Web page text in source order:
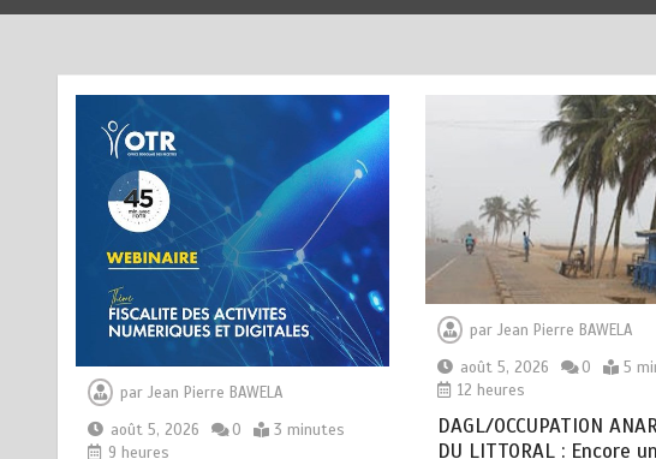
FORUM OUEST-AFRICAIN SUR
LE LEADERSHIP POLITIQUE
DES FEMMES : La question de
la parité hommes-femmes au
menu des échanges à Abuja
août 5, 2026
5 minutes
17 heures
1
« 45 MIN AVEC L’OTR » : La
fiscalité des activités
parJean Pierre BAWELA
août 5, 2026
0
3 minutes
9 heures
par Jean Pierre BAWELA
août 5, 2026
0
5
12 heures
DAGL/OCCUPATION
DU LITTORAL : Encore un